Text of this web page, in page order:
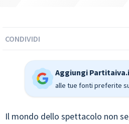
CONDIVIDI
Aggiungi
alle tue fonti preferite
Il mondo dello spettacolo non